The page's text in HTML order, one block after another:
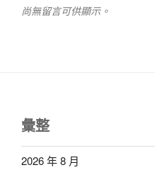
尚無留言可供顯示。
彙整
2026 年 8 月